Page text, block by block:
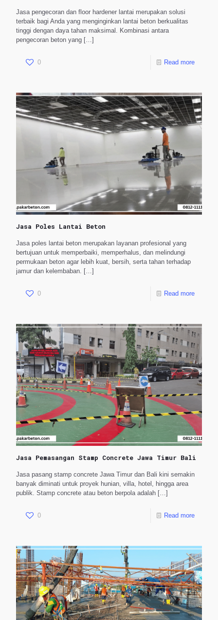
Jasa pengecoran dan floor hardener lantai merupakan solusi
terbaik bagi Anda yang menginginkan lantai beton berkualitas
tinggi dengan daya tahan maksimal. Kombinasi antara
pengecoran beton yang […]
0 Read more
Jasa Poles Lantai Beton
Jasa poles lantai beton merupakan layanan profesional yang
bertujuan untuk memperbaiki, memperhalus, dan melindungi
permukaan beton agar lebih kuat, bersih, serta tahan terhadap
jamur dan kelembaban.
[…]
0 Read more
Jasa Pemasangan Stamp Concrete Jawa Timur Bali
Jasa pasang stamp concrete Jawa Timur dan Bali kini semakin
banyak diminati untuk proyek hunian, villa, hotel, hingga area
publik. Stamp concrete atau beton berpola adalah […]
0 Read more